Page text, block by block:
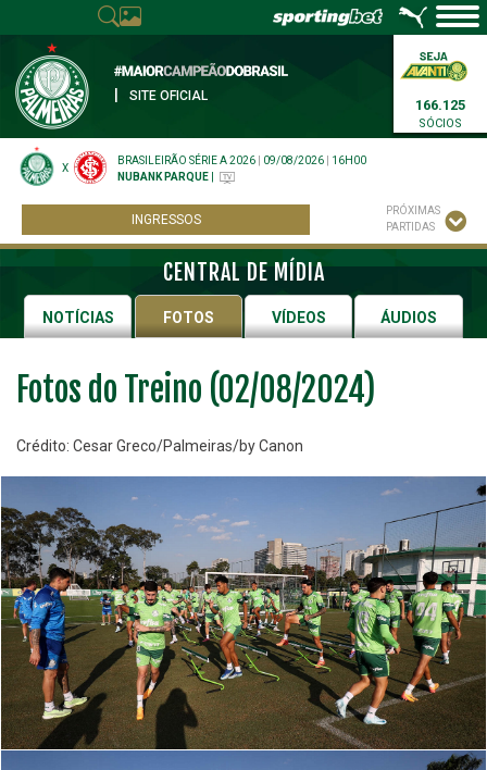
SITE OFICIAL
166.125
SÓCIOS
X
BRASILEIRÃO SÉRIE A 2026 09/08/2026
16H00
NUBANK PARQUE
INGRESSOS
PRÓXIMAS
PARTIDAS
CENTRAL DE MÍDIA
NOTÍCIAS FOTOS VÍDEOS ÁUDIOS
Fotos do Treino (02/08/2024)
Crédito: Cesar Greco/Palmeiras/by Canon